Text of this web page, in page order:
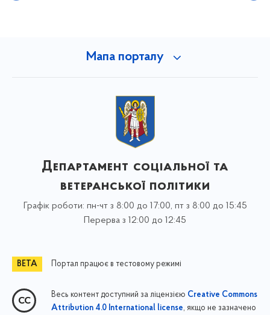
Мапа порталу
Департамент соціальної та
ветеранської політики
Графік роботи: пн-чт з 8:00 до 17:00, пт з 8:00 до 15:45
Перерва з 12:00 до 12:45
Портал працює в тестовому режимі
Весь контент доступний за ліцензією Creative Commons
Attribution 4.0 International license, якщо не зазначено